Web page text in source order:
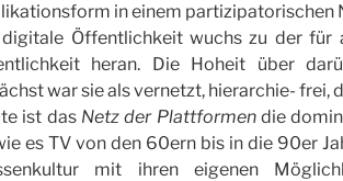
in einem partizipatorischen
digitale Öffentlichkeit wuchs zu der für
heran. Die Hoheit über
war sie als vernetzt, hierarchie- frei,
ist das Netz der Plattformendie
es TV von den 60ern bis in die 90er
mit ihren eigenen